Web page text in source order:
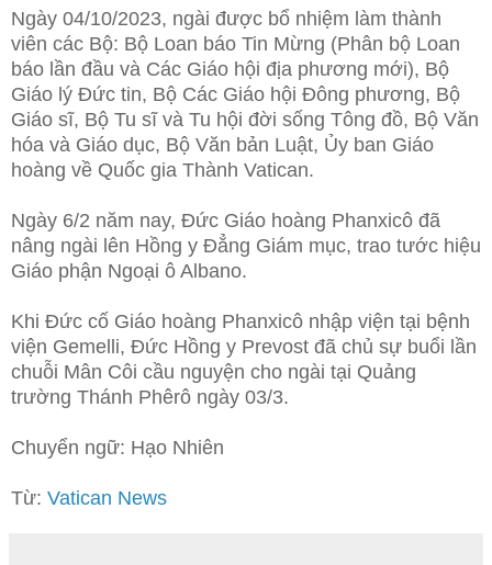
Ngày 04/10/2023, ngài được bổ nhiệm làm thành
viên các Bộ: Bộ Loan báo Tin Mừng (Phân bộ Loan
báo lần đầu và Các Giáo hội địa phương mới), Bộ
Giáo lý Đức tin, Bộ Các Giáo hội Đông phương, Bộ
Giáo sĩ, Bộ Tu sĩ và Tu hội đời sống Tông đồ, Bộ Văn
hóa và Giáo dục, Bộ Văn bản Luật, Ủy ban Giáo
hoàng về Quốc gia Thành Vatican.
Ngày 6/2 năm nay, Đức Giáo hoàng Phanxicô đã
nâng ngài lên Hồng y Đẳng Giám mục, trao tước hiệu
Giáo phận Ngoại ô Albano.
Khi Đức cố Giáo hoàng Phanxicô nhập viện tại bệnh
viện Gemelli, Đức Hồng y Prevost đã chủ sự buổi lần
chuỗi Mân Côi cầu nguyện cho ngài tại Quảng
trường Thánh Phêrô ngày 03/3.
Chuyển ngữ: Hạo Nhiên
Từ: Vatican News